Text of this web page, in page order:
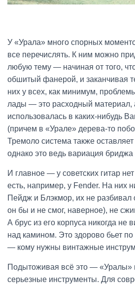
У «Урала» много спорных
все перечислять. К ним можно
любую тему — начиная от того,
обшитый фанерой, и заканчивая
них у всех, как минимум,
лады — это расходный материал,
использовалась в каких-нибудь
(причем в «Урале» дерева-то
Тремоло система также
однако это ведь вариация бриджа
И главное — у советских гитар
есть, например, у Fender. На них
Пейдж и Блэкмор, их не разбивал
он бы и не смог, наверное), не
А брус из его корпуса никогда не
над камином. Это здорово бьет
— кому нужны винтажные
Подытоживая всё это — «Уралы»
серьезные инструменты. Для